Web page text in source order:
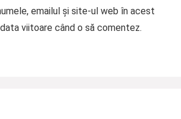
emailul și site-ul web în acest
viitoare când o să comentez.